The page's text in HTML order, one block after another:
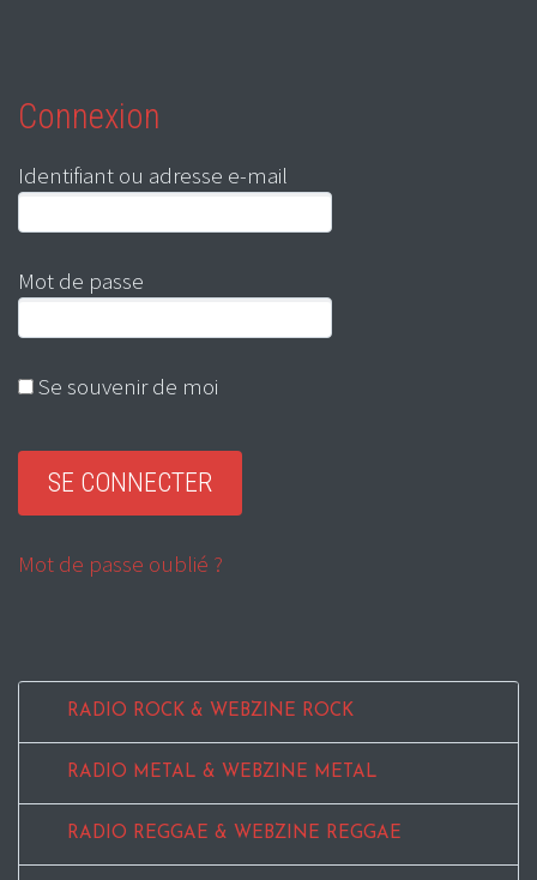
Connexion
Identifiant ou adresse e-mail
Mot de passe
Se souvenir de moi
Mot de passe oublié ?
RADIO ROCK & WEBZINE ROCK
RADIO METAL & WEBZINE METAL
RADIO REGGAE & WEBZINE REGGAE